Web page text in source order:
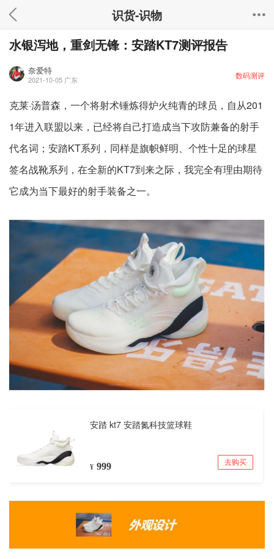
识货-识物
水银泻地，重剑无锋：安踏KT7测评报告
奈爱特
2021-10-05 广东 数码测评
克莱·汤普森，一个将射术锤炼得炉火纯青的球员，自从201
1年进入联盟以来，已经将自己打造成当下攻防兼备的射手
代名词；安踏KT系列，同样是旗帜鲜明、个性十足的球星
签名战靴系列，在全新的KT7到来之际，我完全有理由期待
它成为当下最好的射手装备之一。
安踏 kt7 安踏氮科技篮球鞋
¥ 999